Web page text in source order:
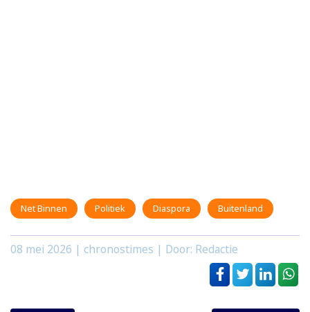
Net Binnen Politiek Diaspora Buitenland
08 mei 2026 | chronostimes | Door: Redactie